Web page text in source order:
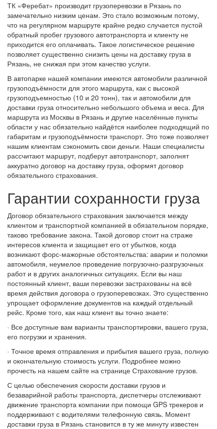
ТК «Феребат» производит грузоперевозки в Рязань по
замечательно низким ценам. Это стало возможным потому,
что на регулярном маршруте крайне редко случается пустой
обратный пробег грузового автотранспорта и клиенту не
приходится его оплачивать. Такое логистическое решение
позволяет существенно снизить цены на доставку груза в
Рязань, не снижая при этом качество услуги.
В автопарке нашей компании имеются автомобили различной
грузоподъёмности для этого маршрута, как с высокой
грузоподъемностью (10 и 20 тонн), так и автомобили для
доставки груза относительно небольшого объема и веса. Для
маршрута из Москвы в Рязань и другие населённые пункты
области у нас обязательно найдётся наиболее подходящий по
габаритам и грузоподъёмности транспорт. Это тоже позволяет
нашим клиентам сэкономить свои деньги. Наши специалисты
рассчитают маршрут, подберут автотранспорт, заполнят
аккуратно договор на доставку груза, оформят договор
обязательного страхования.
Гарантии сохранности груза
Договор обязательного страхования заключается между
клиентом и транспортной компанией в обязательном порядке,
таково требование закона. Такой договор стоит на страже
интересов клиента и защищает его от убытков, когда
возникают форс-мажорные обстоятельства: аварии и поломки
автомобиля, неумелое проведение погрузочно-разгрузочных
работ и в других аналогичных ситуациях. Если вы наш
постоянный клиент, ваши перевозки застрахованы на всё
время действия договора о грузоперевозках. Это существенно
упрощает оформление документов на каждый отдельный
рейс. Кроме того, как наш клиент вы точно знаете:
· Все доступные вам варианты транспортировки, вашего груза,
его погрузки и хранения.
· Точное время отправления и прибытия вашего груза, полную
и окончательную стоимость услуги. Подробнее можно
прочесть на нашем сайте на странице Страхование грузов.
С целью обеспечения скорости доставки грузов и
безаварийной работы транспорта, диспетчеры отслеживают
движение транспорта компании при помощи GPS трекеров и
поддерживают с водителями телефонную связь. Момент
доставки груза в Рязань становится в ту же минуту известен